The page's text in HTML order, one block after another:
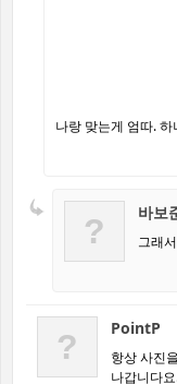
나랑 맞는게 엄따.
? 바보
그래
? PointP
항상 사진
나갑니다